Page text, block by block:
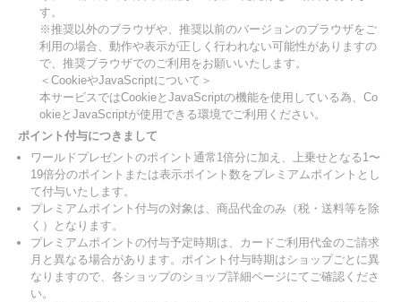
す。
※推奨以外のブラウザや、推奨以前のバージョンのブラウザをご
利用の場合、動作や表示が正しく行われない可能性がありますの
で、推奨ブラウザでのご利用をお願いいたします。
＜CookieやJavaScriptについて＞
本サービスではCookieとJavaScriptの機能を使用している為、Co
okieとJavaScriptが使用できる環境でご利用ください。
ポイント付与につきまして
ワールドプレゼントのポイント通常1倍分に加え、上乗せとなる1〜
19倍分のポイントまたは表示ポイント数をプレミアムポイントとし
て付与いたします。
プレミアムポイント付与の対象は、商品代金のみ（税・送料等を除
く）となります。
プレミアムポイントの付与予定時期は、カードご利用代金のご請求
月と異なる場合があります。ポイント付与時期はショップごとに異
なりますので、各ショップのショップ詳細ページにてご確認くださ
い。